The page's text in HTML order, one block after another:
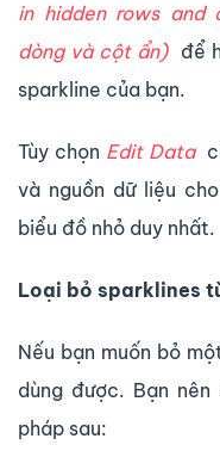
in hidden rows and
dòng và cột ẩn) để
sparkline của bạn.
Tùy chọn Edit Data
và nguồn dữ liệu
biểu đồ nhỏ duy nhất.
Loại bỏ sparklines
Nếu bạn muốn bỏ
dùng được. Bạn
pháp sau: